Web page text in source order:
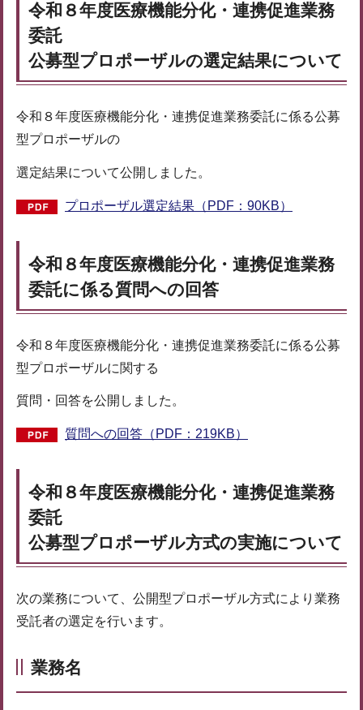
令和８年度医療機能分化・連携促進業務
委託
公募型プロポーザルの選定結果について
令和８年度医療機能分化・連携促進業務委託に係る公募
型プロポーザルの
選定結果について公開しました。
プロポーザル選定結果（PDF：90KB）
令和８年度医療機能分化・連携促進業務
委託に係る質問への回答
令和８年度医療機能分化・連携促進業務委託に係る公募
型プロポーザルに関する
質問・回答を公開しました。
質問への回答（PDF：219KB）
令和８年度医療機能分化・連携促進業務
委託
公募型プロポーザル方式の実施について
次の業務について、公開型プロポーザル方式により業務
受託者の選定を行います。
業務名